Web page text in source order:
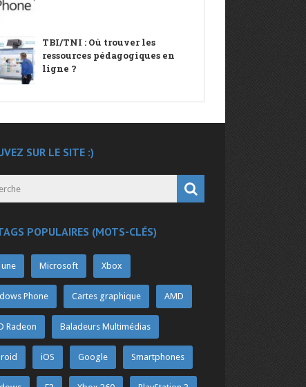
TBI/TNI : Où trouver les
ressources pédagogiques en
ligne ?
SUR LE SITE :)
POPULAIRES (MOTS-CLÉS)
une Microsoft Xbox
Phone Cartes graphique AMD
Radeon Baladeurs Multimédias
iOS Google Smartphones